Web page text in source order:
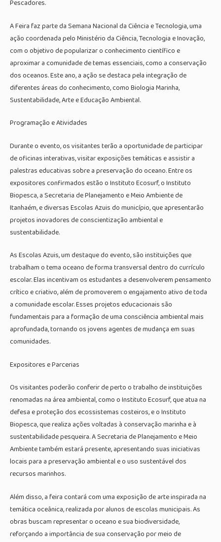
Pescadores.
A Feira faz parte da Semana Nacional da Ciência e Tecnologia, uma
ação coordenada pelo Ministério da Ciência, Tecnologia e Inovação,
com o objetivo de popularizar o conhecimento científico e
aproximar a comunidade de temas essenciais, como a conservação
dos oceanos. Este ano, a ação se destaca pela integração de
diferentes áreas do conhecimento, como Biologia Marinha,
Sustentabilidade, Arte e Educação Ambiental.
Programação e Atividades
Durante o evento, os visitantes terão a oportunidade de participar
de oficinas interativas, visitar exposições temáticas e assistir a
palestras educativas sobre a preservação do oceano. Entre os
expositores confirmados estão o Instituto Ecosurf, o Instituto
Biopesca, a Secretaria de Planejamento e Meio Ambiente de
Itanhaém, e diversas Escolas Azuis do município, que apresentarão
projetos inovadores de conscientização ambiental e
sustentabilidade.
As Escolas Azuis, um destaque do evento, são instituições que
trabalham o tema oceano de forma transversal dentro do currículo
escolar. Elas incentivam os estudantes a desenvolverem pensamento
crítico e criativo, além de promoverem o engajamento ativo de toda
a comunidade escolar. Esses projetos educacionais são
fundamentais para a formação de uma consciência ambiental mais
aprofundada, tornando os jovens agentes de mudança em suas
comunidades.
Expositores e Parcerias
Os visitantes poderão conferir de perto o trabalho de instituições
renomadas na área ambiental, como o Instituto Ecosurf, que atua na
defesa e proteção dos ecossistemas costeiros, e o Instituto
Biopesca, que realiza ações voltadas à conservação marinha e à
sustentabilidade pesqueira. A Secretaria de Planejamento e Meio
Ambiente também estará presente, apresentando suas iniciativas
locais para a preservação ambiental e o uso sustentável dos
recursos marinhos.
Além disso, a feira contará com uma exposição de arte inspirada na
temática oceânica, realizada por alunos de escolas municipais. As
obras buscam representar o oceano e sua biodiversidade,
reforçando a importância de sua conservação por meio de